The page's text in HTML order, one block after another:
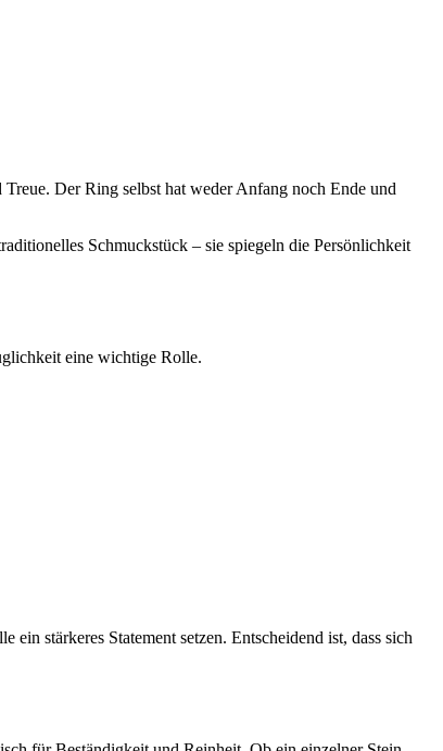
Der Ring selbst hat weder Anfang noch Ende und
Schmuckstück – sie spiegeln die Persönlichkeit
eine wichtige Rolle.
stärkeres Statement setzen. Entscheidend ist, dass sich